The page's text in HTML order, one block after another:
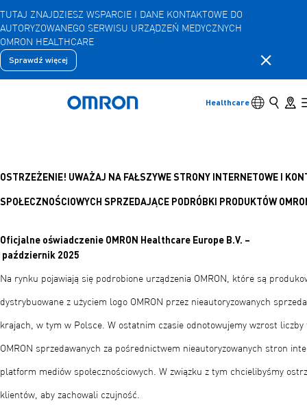
Przejdź
do
głównej
treści
TUTAJ ZNAJDZIESZ WSPARCIE I DANE KONTAKTOWE DO
AUTORYZOWANEGO SERWISU URZĄDZEŃ MEDYCZNYCH
OMRON HEALTHCARE
Sprawdź więcej Zamknij
Powrót do domu
Healthcare Przełącznik
Szukaj
Wstecz
Wróć do poprzedniego menu
Produkty
Akcesoria
OSTRZEŻENIE! UWAŻAJ NA FAŁSZYWE STRONY INTERNETOWE I
SPOŁECZNOŚCIOWYCH SPRZEDAJĄCE PODRÓBKI PRODUKTÓW
Oficjalne oświadczenie OMRON Healthcare Europe B.V. –
październik 2025
Na rynku pojawiają się podrobione urządzenia OMRON, które są
dystrybuowane z użyciem logo OMRON przez nieautoryzowanych
krajach, w tym w Polsce. W ostatnim czasie odnotowujemy wzrost
OMRON sprzedawanych za pośrednictwem nieautoryzowanych stron
platform mediów społecznościowych. W związku z tym chcielibyśmy
klientów, aby zachowali czujność.